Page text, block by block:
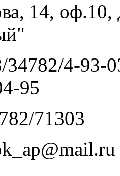
14,
34782/4-93-
95
71303